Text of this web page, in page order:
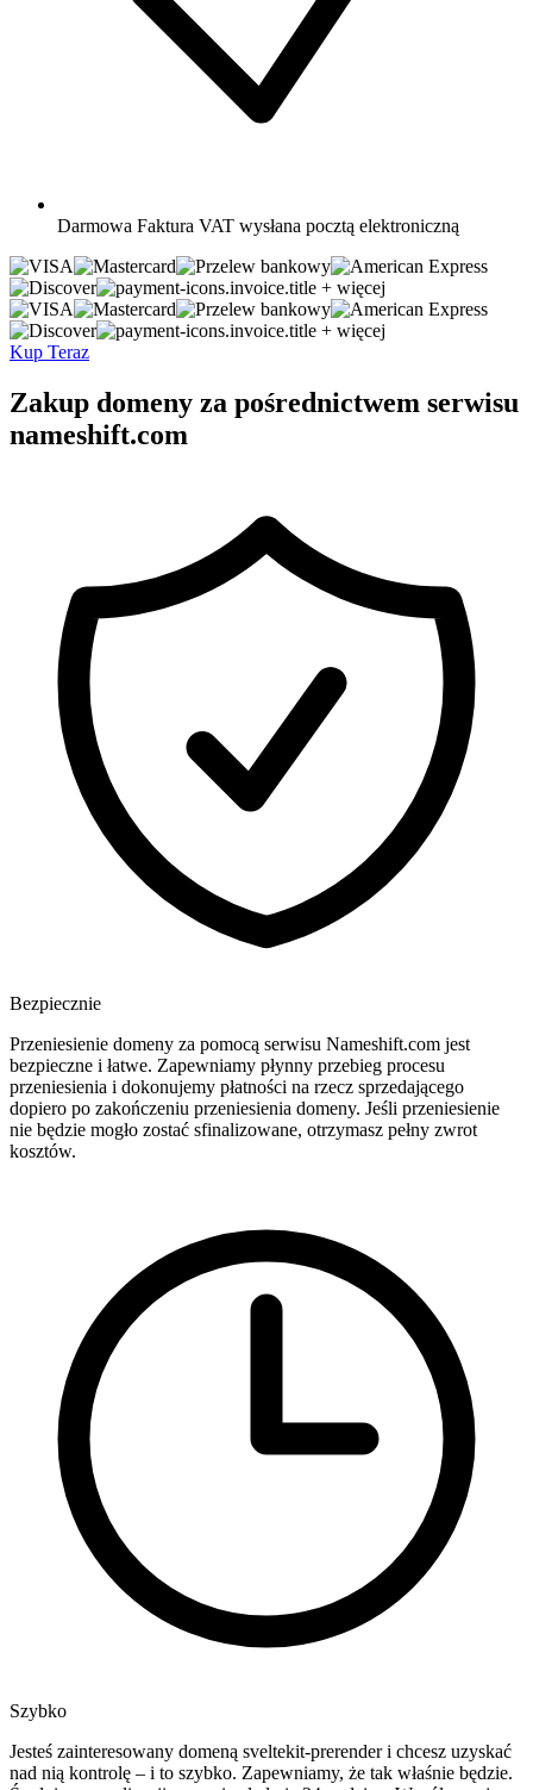
Darmowa Faktura VAT wysłana pocztą elektroniczną
+ więcej
+ więcej
Kup Teraz
Zakup domeny za pośrednictwem serwisu
nameshift.com
Bezpiecznie
Przeniesienie domeny za pomocą serwisu Nameshift.com jest
bezpieczne i łatwe. Zapewniamy płynny przebieg procesu
przeniesienia i dokonujemy płatności na rzecz sprzedającego
dopiero po zakończeniu przeniesienia domeny. Jeśli przeniesienie
nie będzie mogło zostać sfinalizowane, otrzymasz pełny zwrot
kosztów.
Szybko
Jesteś zainteresowany domeną sveltekit-prerender i chcesz uzyskać
nad nią kontrolę – i to szybko. Zapewniamy, że tak właśnie będzie.